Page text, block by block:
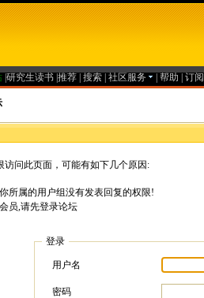
研究生读书 推荐 搜索 社区服务 帮助 订
访问此页面，可能有如下几个原因:
所属的用户组没有发表回复的权限!
员,请先登录论坛
登录
用户名
密码